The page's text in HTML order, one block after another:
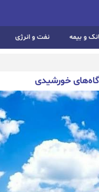
و بیمه نفت و انرژی
خورشیدی